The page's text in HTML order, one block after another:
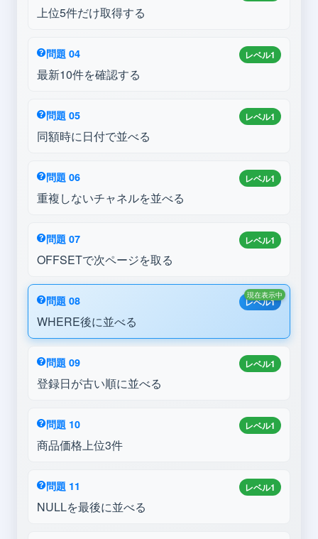
上位5件だけ取得する
レベル1
問題 04
最新10件を確認する
レベル1
問題 05
同額時に日付で並べる
レベル1
問題 06
重複しないチャネルを並べる
レベル1
問題 07
OFFSETで次ページを取る
レベル1
問題 08
WHERE後に並べる
現在表示中
レベル1
問題 09
登録日が古い順に並べる
レベル1
問題 10
商品価格上位3件
レベル1
問題 11
NULLを最後に並べる